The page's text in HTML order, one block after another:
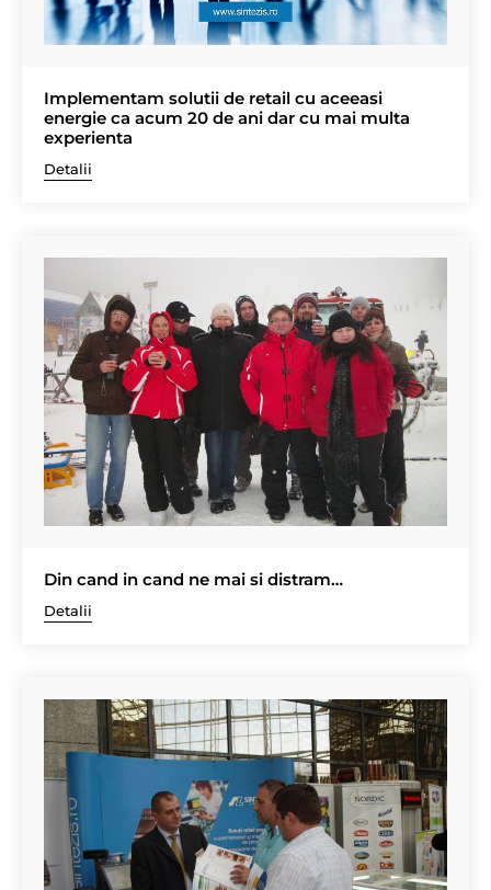
Implementam solutii de retail cu aceeasi
energie ca acum 20 de ani dar cu mai multa
experienta
Detalii
Din cand in cand ne mai si distram…
Detalii